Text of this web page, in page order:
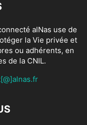
alNas use de
la Vie privée et
ou adhérents, en
de la CNIL.